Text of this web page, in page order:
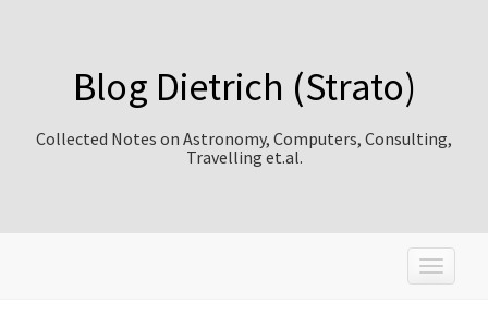
Blog Dietrich (Strato)
Collected Notes on Astronomy, Computers, Consulting,
Travelling et.al.
T
o